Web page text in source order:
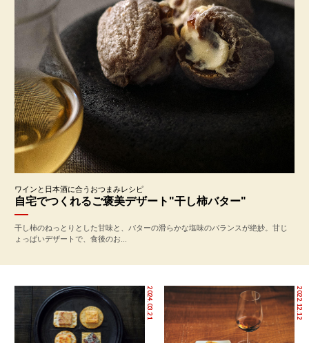
ワインと日本酒に合うおつまみレシピ
自宅でつくれるご褒美デザート"干し柿バター"
干し柿のねっとりとした甘味と、バターの滑らかな塩味のバランスが絶妙。甘じ
ょっぱいデザートで、食後のお...
2024.03.21 2022.12.12